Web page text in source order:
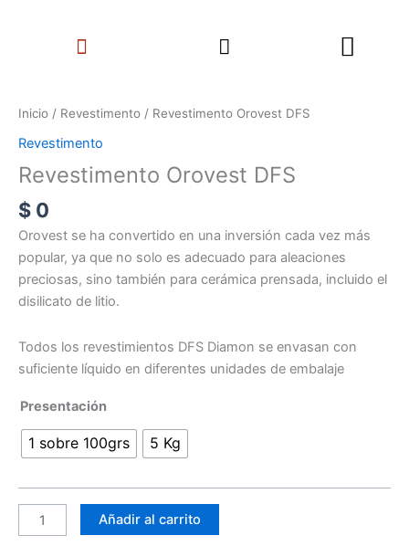
Menu Search
Inicio / Revestimento / Revestimento Orovest DFS
Revestimento
Revestimento Orovest DFS
$ 0
Orovest se ha convertido en una inversión cada vez más
popular, ya que no solo es adecuado para aleaciones
preciosas, sino también para cerámica prensada, incluido el
disilicato de litio.
Todos los revestimientos DFS Diamon se envasan con
suficiente líquido en diferentes unidades de embalaje
Presentación
1 sobre 100grs 5 Kg
Orovest
cantidad
Añadir al carrito